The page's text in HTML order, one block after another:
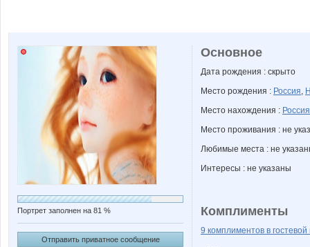
Портрет заполнен на 81 %
Отправить приватное сообщение
Основное
Дата рождения : скрыто
Место рождения : Россия,
Место нахождения : Россия
Место проживания : не
Любимые места : не
Интересы : не указаны
Комплименты
9 комплиментов в гостевой